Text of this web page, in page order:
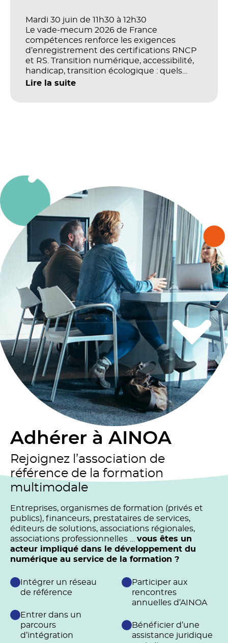
Mardi 30 juin de 11h30 à 12h30
Le vade-mecum 2026 de France
compétences renforce les exigences
d’enregistrement des certifications RNCP
et RS. Transition numérique, accessibilité,
handicap, transition écologique : quels
impacts concrets pour les référentiels dans
Lire la suite
Adhérer à AINOA
Rejoignez l’association de
référence de la formation
multimodale
Entreprises, organismes de formation (privés et
publics), financeurs, prestataires de services,
éditeurs de solutions, associations régionales,
associations professionnelles … vous êtes un
acteur impliqué dans le développement du
numérique au service de la formation ?
Intégrer un réseau
de référence
Entrer dans un
parcours
d’intégration
Participer aux
rencontres
annuelles d’AINOA
Bénéficier d’une
assistance juridique